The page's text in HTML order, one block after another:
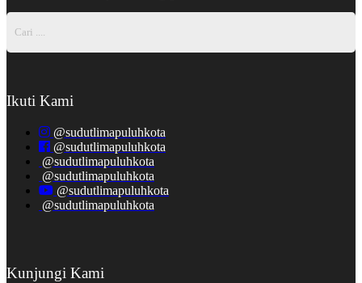
Ikuti Kami
@sudutlimapuluhkota
@sudutlimapuluhkota
@sudutlimapuluhkota
@sudutlimapuluhkota
@sudutlimapuluhkota
@sudutlimapuluhkota
Kunjungi Kami